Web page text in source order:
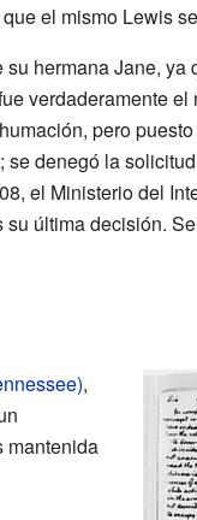
el mismo Lewis
hermana Jane,
verdaderamente
pero
denegó la
el Ministerio del
última decisión.
,
mantenida